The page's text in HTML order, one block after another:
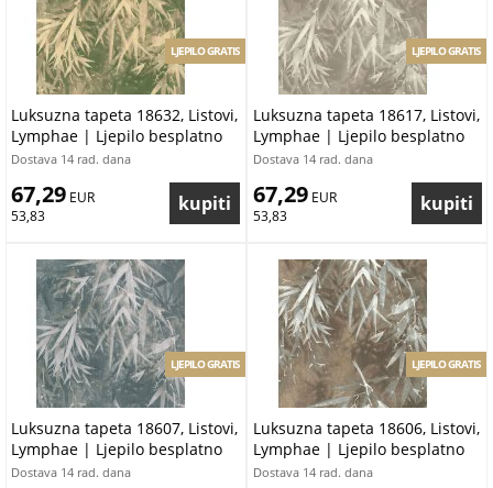
Luksuzna tapeta 18632, Listovi,
Lymphae | Ljepilo besplatno
LJEPILO GRATIS
Dostava 14 rad. dana
67,29 EUR
53,83
Luksuzna tapeta 18617, Listovi,
Lymphae | Ljepilo besplatno
LJEPILO GRATIS
Dostava 14 rad. dana
67,29 EUR
53,83
Luksuzna tapeta 18607, Listovi,
Lymphae | Ljepilo besplatno
LJEPILO GRATIS
Dostava 14 rad. dana
Luksuzna tapeta 18606, Listovi,
Lymphae | Ljepilo besplatno
LJEPILO GRATIS
Dostava 14 rad. dana